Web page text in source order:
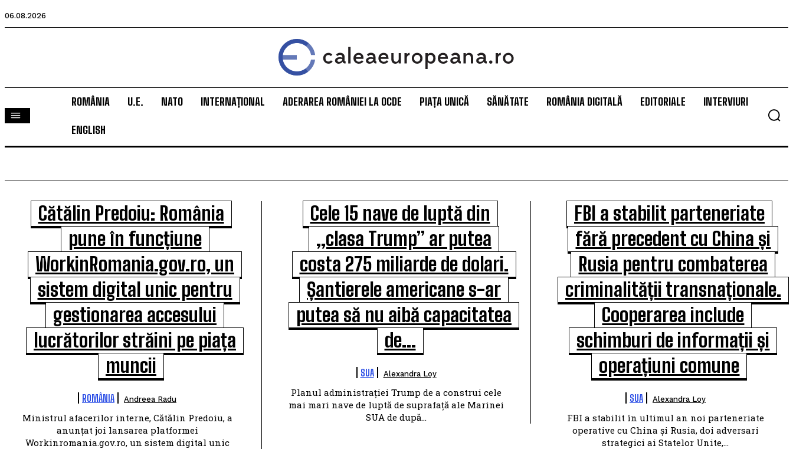
06.08.2026
ROMÂNIA U.E. NATO INTERNAȚIONAL ADERAREA ROMÂNIEI LA OCDE PIAȚA UNICĂ SĂNĂTATE ROMÂNIA DIGITALĂ EDITORIALE INTERVIURI
ENGLISH
Cătălin Predoiu: România
pune în funcțiune
WorkinRomania.gov.ro, un
sistem digital unic pentru
gestionarea accesului
lucrătorilor străini pe piața
muncii
ROMÂNIA Andreea Radu
Ministrul afacerilor interne, Cătălin Predoiu, a
anunțat joi lansarea platformei
Workinromania.gov.ro, un sistem digital unic
Cele 15 nave de luptă din
„clasa Trump” ar putea
costa 275 miliarde de dolari.
Șantierele americane s-ar
putea să nu aibă capacitatea
de...
SUA Alexandra Loy
Planul administrației Trump de a construi cele
mai mari nave de luptă de suprafață ale Marinei
SUA de după...
FBI a stabilit parteneriate
fără precedent cu China și
Rusia pentru combaterea
criminalității transnaționale.
Cooperarea include
schimburi de informații și
operațiuni comune
SUA Alexandra Loy
FBI a stabilit în ultimul an noi parteneriate
operative cu China și Rusia, doi adversari
strategici ai Statelor Unite,...